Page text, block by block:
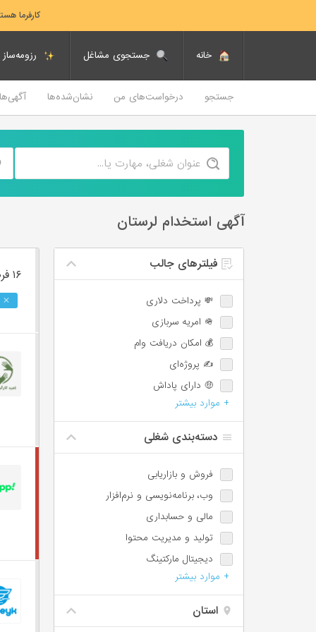
کارفرما
خانه جستجوی مشاغل رزومه‌ساز
جستجو درخواست‌های من نشان‌شده‌ها
آگهی استخدام لرستان
💸 پرداخت دلاری
🪖 امریه سربازی
💰 امکان دریافت وام
✍️ پروژه‌ای
🤑 دارای پاداش
💯 دارای پورسانت
📈 امکان ترفیع شغلی
🕐 پاره‌وقت
♿️ امکان استخدام معلولین
⏱️ ساعت کاری شناور
🩺 بیمه تکمیلی
📊 سهام تشویقی
✈️ سفر کاری
+ موارد بیشتر
فروش و بازاریابی
وب،‌ برنامه‌نویسی و نرم‌افزار
مالی و حسابداری
تولید و مدیریت محتوا
دیجیتال مارکتینگ
مسئول دفتر، اجرائی و اداری
+ موارد بیشتر
۱۶ فرصت ‌شغلی